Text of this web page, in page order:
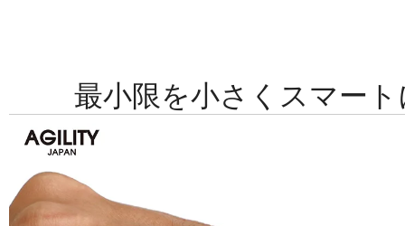
最小限を小さくスマー